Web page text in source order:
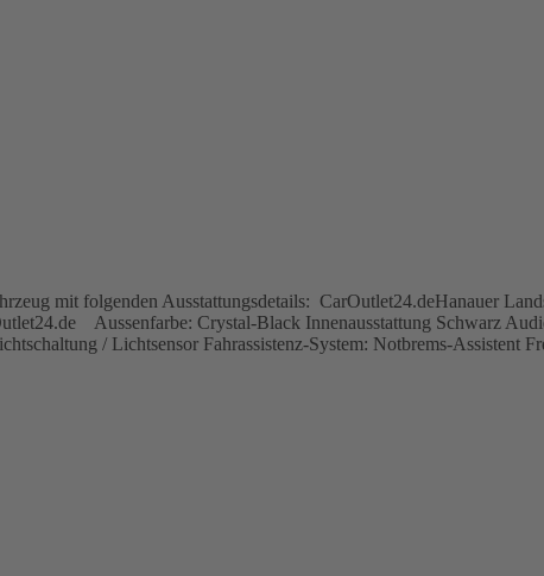
mit folgenden Ausstattungsdetails: CarOutlet24.deHanauer
Aussenfarbe: Crystal-Black Innenausstattung Schwarz
/ Lichtsensor Fahrassistenz-System: Notbrems-Assistent